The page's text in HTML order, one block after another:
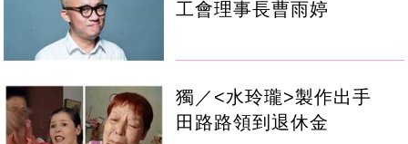
工會理事長曹雨婷
獨／<水玲瓏>製作出手
田路路領到退休金